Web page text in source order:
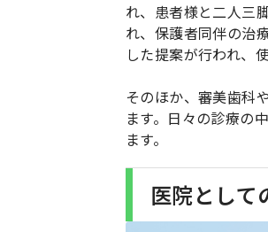
れ、患者様と二人三
れ、保護者同伴の治
した提案が行われ、
そのほか、審美歯科
ます。日々の診療の
ます。
医院として